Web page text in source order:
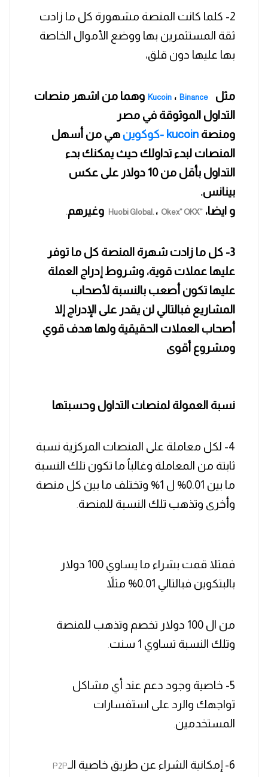
2- كلما كانت المنصة مشهورة كل ما زادت
ثقة المستثمرين بها ووضع الأموال الخاصة
بها عليها دون قلق،
مثل Binance ، Kucoin وهما من اشهر منصات
التداول الموثوقة في مصر
ومنصة kucoin -كوكوين
هي من أسهل
المنصات لبدء تداولك حيث يمكنك بدء
التداول بأقل من 10 دولار على عكس
بينانس.
و ايضا، Okex” OKX” ، Huobi Global. وغيرهم.
3- كل ما زادت شهرة المنصة كل ما توفر
عليها عملات قوية، وشروط إدراج العملة
عليها تكون أصعب بالنسبة لأصحاب
المشاريع فبالتالي لن يقدر على الإدراج إلا
أصحاب العملات الحقيقية ولها هدف قوي
ومشروع أقوى
نسبة العمولة لمنصات التداول وحسبتها
4- لكل معاملة على المنصات المركزية نسبة
ثابتة من المعاملة وغالباً ما تكون تلك النسبة
ما بين 0.01% ل 1% وتختلف ما بين كل منصة
وأخرى وتذهب تلك النسبة للمنصة.
فمثلا قمت بشراء ما يساوي 100 دولار
بالبتكوين فبالتالي 0.01% مثلاً
من ال 100 دولار تخصم وتذهب للمنصة
وتلك النسبة تساوي 1 سنت
.
5- خاصية وجود دعم عند أي مشاكل
تواجهك والرد على استفسارات
المستخدمين.
6- إمكانية الشراء عن طريق خاصية الـ P2P